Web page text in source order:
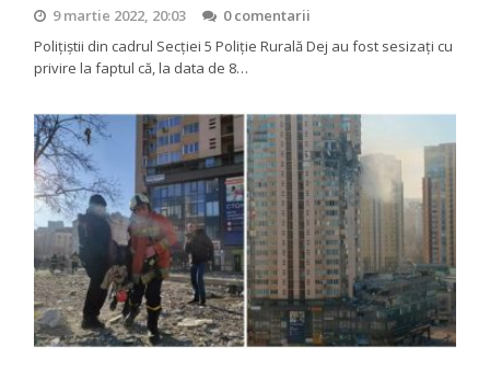
9 martie 2022, 20:03
0 comentarii
Poliţiștii din cadrul Secției 5 Poliție Rurală Dej au fost sesizați cu
privire la faptul că, la data de 8…